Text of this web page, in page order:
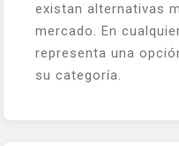
existan alternativas
mercado. En
representa una
su categoría.